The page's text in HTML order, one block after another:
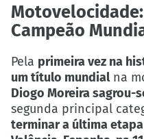
Campeão
Pela primeira vez na
um título mundialna
Diogo Moreira sagrou-
segunda principal
terminar a última